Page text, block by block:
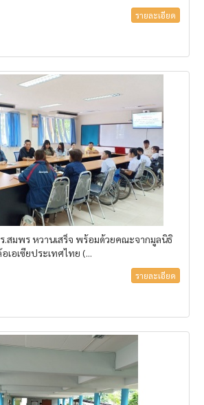
รายละเอียด
สมพร หวานเสร็จ พร้อมด้วยคณะจากมูลนิธิ
อเซียประเทศไทย (...
รายละเอียด